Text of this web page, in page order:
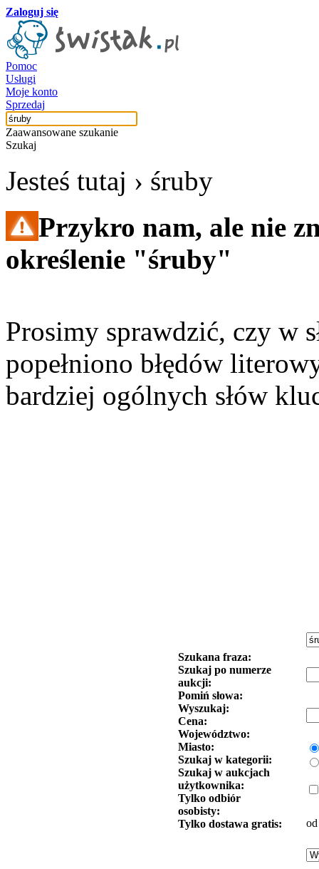
Zaloguj się
Pomoc
Usługi
Moje konto
Sprzedaj
Zaawansowane szukanie
Szukaj
Jesteś tutaj › śruby
Przykro nam, ale nie
określenie "śruby"
Prosimy sprawdzić, czy w
popełniono błędów
bardziej ogólnych słów
Szukana fraza:
Szukaj po numerze
aukcji:
Pomiń słowa:
Wyszukaj:
Cena:
Województwo:
Miasto:
Szukaj w kategorii:
Szukaj w aukcjach
użytkownika:
Tylko odbiór
osobisty:
Tylko dostawa gratis:
od